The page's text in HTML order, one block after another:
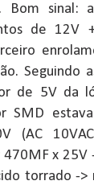
Bom sinal:
de
Seguindo
de 5V da
SMD
(AC
x 25V
torrado -